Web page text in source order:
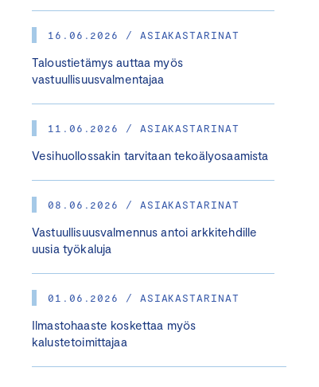
16.06.2026 / ASIAKASTARINAT
Taloustietämys auttaa myös
vastuullisuusvalmentajaa
11.06.2026 / ASIAKASTARINAT
Vesihuollossakin tarvitaan tekoälyosaamista
08.06.2026 / ASIAKASTARINAT
Vastuullisuusvalmennus antoi arkkitehdille
uusia työkaluja
01.06.2026 / ASIAKASTARINAT
Ilmastohaaste koskettaa myös
kalustetoimittajaa